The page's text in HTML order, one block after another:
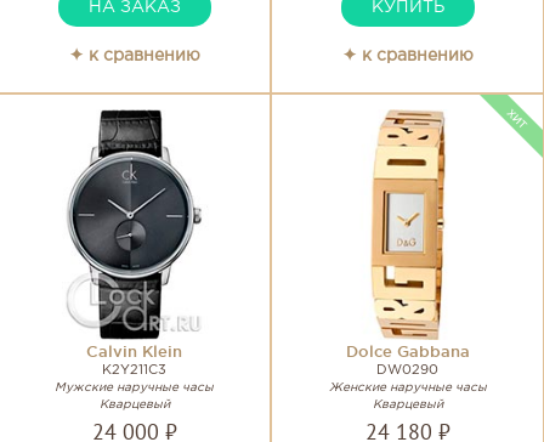
НА ЗАКАЗ
✦ к сравнению
КУПИТЬ
✦ к сравнению
Calvin Klein
K2Y211C3
Мужские наручные часы
Кварцевый
24 000 ₽
Dolce Gabbana
DW0290
Женские наручные часы
Кварцевый
24 180 ₽